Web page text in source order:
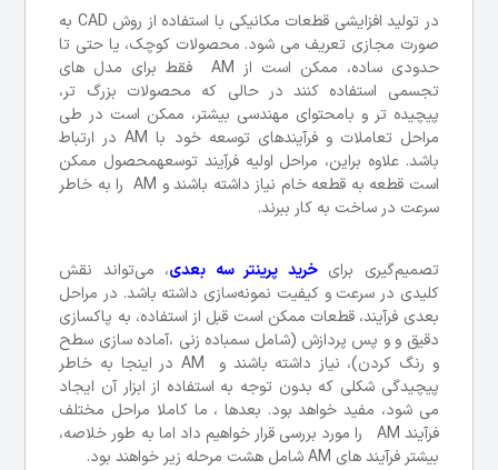
در تولید افزایشی قطعات مکانیکی با استفاده از روش CAD به
صورت مجازی تعریف می شود. محصولات کوچک، یا حتی تا
حدودی ساده، ممکن است از AM فقط برای مدل های
تجسمی استفاده کنند در حالی که محصولات بزرگ تر،
پیچیده تر و بامحتوای مهندسی بیشتر، ممکن است در طی
مراحل تعاملات و فرآیندهای توسعه خود با AM در ارتباط
باشد. علاوه براین، مراحل اولیه فرآِیند توسعهمحصول ممکن
است قطعه به قطعه خام نیاز داشته باشند و AM را به خاطر
سرعت در ساخت به کار ببرند.
تصمیم‌گیری برایخرید پرینتر سه بعدی، می‌تواند نقش
کلیدی در سرعت و کیفیت نمونه‌سازی داشته باشد. در مراحل
بعدی فرآیند، قطعات ممکن است قبل از استفاده، به پاکسازی
دقیق و و پس پردازش (شامل سمباده زنی ،آماده سازی سطح
و رنگ کردن)، نیاز داشته باشند و AM در اینجا به خاطر
پیچیدگی شکلی که بدون توجه به استفاده از ابزار آن ایجاد
می شود، مفید خواهد بود. بعدها ، ما کاملا مراحل مختلف
فرآیند AM را مورد بررسی قرار خواهیم داد اما به طور خلاصه،
بیشتر فرآیند های AM شامل هشت مرحله زیر خواهند بود.